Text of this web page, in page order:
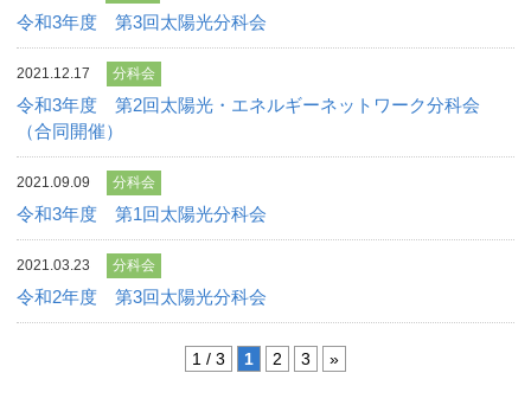
令和3年度 第3回太陽光分科会
2021.12.17 分科会
令和3年度 第2回太陽光・エネルギーネットワーク分科会
（合同開催）
2021.09.09 分科会
令和3年度 第1回太陽光分科会
2021.03.23 分科会
令和2年度 第3回太陽光分科会
1 / 3 1 2 3 »